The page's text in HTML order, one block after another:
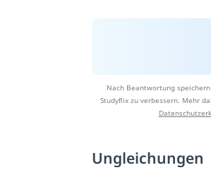
Nach Beantwortung
Studyflix zu verbessern. Mehr
Ungleichungen